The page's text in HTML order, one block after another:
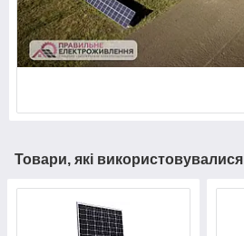
Товари, які використовувалися